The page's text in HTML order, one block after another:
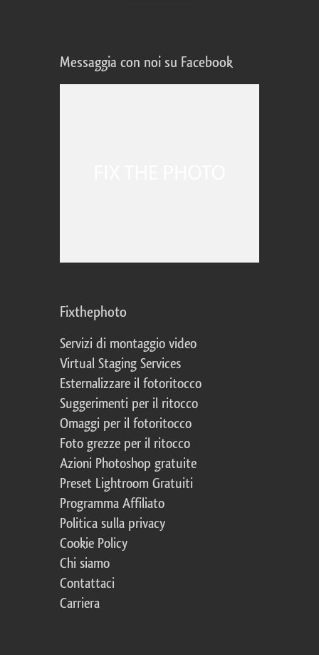
Messaggia con noi su Facebook
Fixthephoto
Servizi di montaggio video
Virtual Staging Services
Esternalizzare il fotoritocco
Suggerimenti per il ritocco
Omaggi per il fotoritocco
Foto grezze per il ritocco
Azioni Photoshop gratuite
Preset Lightroom Gratuiti
Programma Affiliato
Politica sulla privacy
Cookie Policy
Chi siamo
Contattaci
Carriera